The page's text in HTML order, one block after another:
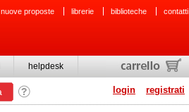
nuove proposte librerie biblioteche contatti
helpdesk
login registrati